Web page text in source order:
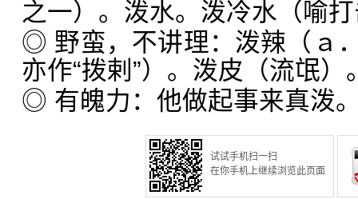
之一）。泼水。泼冷水（喻
◎ 野蛮，不讲理：泼辣（ａ
亦作“拨剌”）。泼皮（流氓
◎ 有魄力：他做起事来真泼
试试手机扫一扫
在你手机上继续浏览此页面